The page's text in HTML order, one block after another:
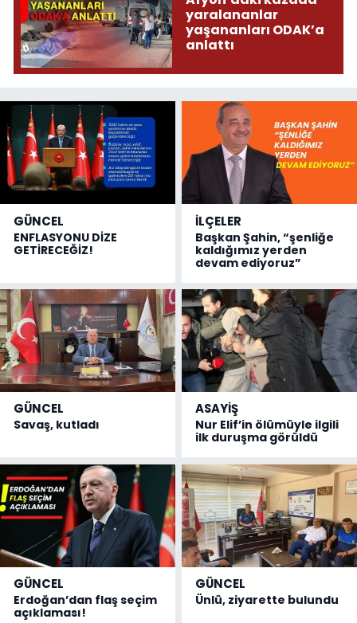
yaralananlar
yaşananları ODAK’a
anlattı
GÜNCEL
ENFLASYONU DİZE
GETİRECEĞİZ!
İLÇELER
Başkan Şahin, “şenliğe
kaldığımız yerden
devam ediyoruz”
GÜNCEL
Savaş, kutladı
ASAYİŞ
Nur Elif’in ölümüyle ilgili
ilk duruşma görüldü
GÜNCEL
Erdoğan’dan flaş seçim
açıklaması!
GÜNCEL
Ünlü, ziyarette bulundu